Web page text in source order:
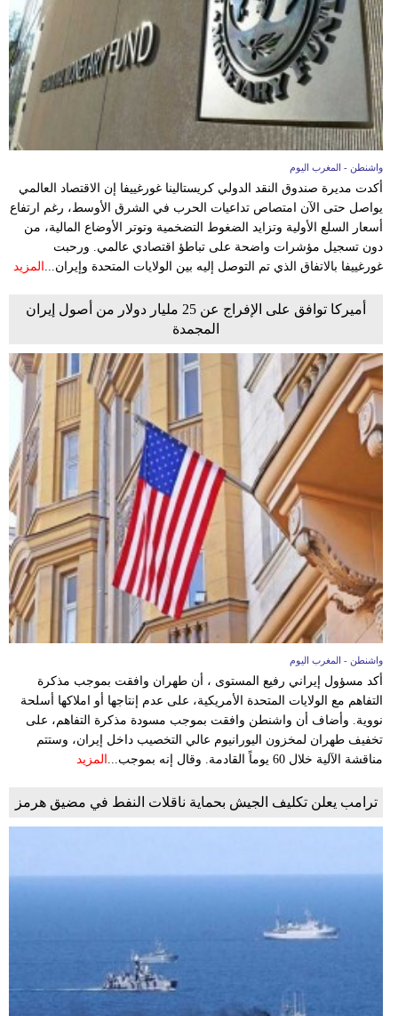
واشنطن - المغرب اليوم
أكدت مديرة صندوق النقد الدولي كريستالينا غورغييفا إن الاقتصاد العالمي
يواصل حتى الآن امتصاص تداعيات الحرب في الشرق الأوسط، رغم ارتفاع
أسعار السلع الأولية وتزايد الضغوط التضخمية وتوتر الأوضاع المالية، من
دون تسجيل مؤشرات واضحة على تباطؤ اقتصادي عالمي. ورحبت
غورغييفا بالاتفاق الذي تم التوصل إليه بين الولايات المتحدة وإيران... المزيد
أميركا توافق على الإفراج عن 25 مليار دولار من أصول إيران
المجمدة
واشنطن - المغرب اليوم
أكد مسؤول إيراني رفيع المستوى ، أن طهران وافقت بموجب مذكرة
التفاهم مع الولايات المتحدة الأمريكية، على عدم إنتاجها أو املاكها أسلحة
نووية. وأضاف أن واشنطن وافقت بموجب مسودة مذكرة التفاهم، على
تخفيف طهران لمخزون اليورانيوم عالي التخصيب داخل إيران، وستتم
مناقشة الآلية خلال 60 يوماً القادمة. وقال إنه بموجب...
المزيد
ترامب يعلن تكليف الجيش بحماية ناقلات النفط في مضيق هرمز